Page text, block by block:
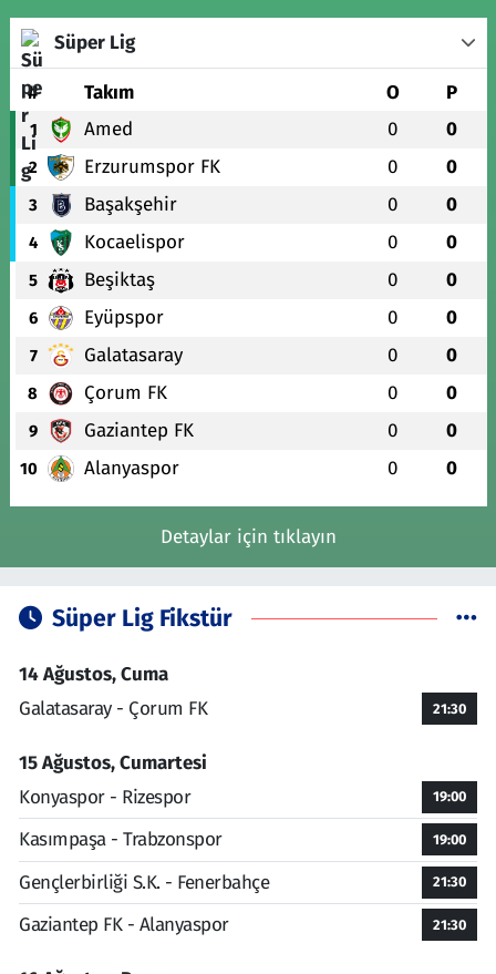
Süper Lig
# Takım O P
1 Amed 0 0
2 Erzurumspor FK 0 0
3 Başakşehir 0 0
4 Kocaelispor 0 0
5 Beşiktaş 0 0
6 Eyüpspor 0 0
7 Galatasaray 0 0
8 Çorum FK 0 0
9 Gaziantep FK 0 0
10 Alanyaspor 0 0
Detaylar için tıklayın
Süper Lig Fikstür
14 Ağustos, Cuma
Galatasaray - Çorum FK
21:30
15 Ağustos, Cumartesi
Konyaspor - Rizespor
19:00
Kasımpaşa - Trabzonspor 19:00
Gençlerbirliği S.K. - Fenerbahçe 21:30
Gaziantep FK - Alanyaspor 21:30